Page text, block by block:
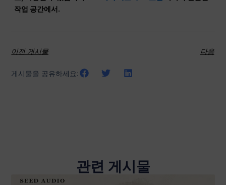
작업 공간에서.
이전 게시물 다음
게시물을 공유하세요:
관련 게시물